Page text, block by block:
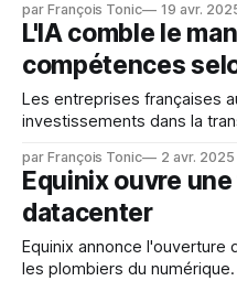
course comme une
Chine. Tous les robots sont
centres
par François Tonic 19 avr.
L'IA comble le
compétences
Les entreprises françaises
investissements dans la
l'IA, bien qu'en pleine
freins organisationnels et
Maturity Report 2024 révèle
par François Tonic 2 avr. 2025
Equinix ouvre
datacenter
Equinix annonce l'ouverture
les plombiers du